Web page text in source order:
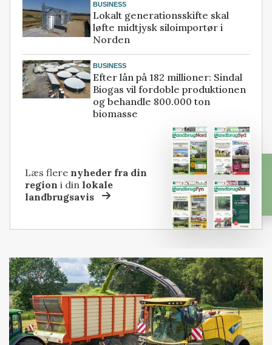
BUSINESS
Lokalt generationsskifte skal
løfte midtjysk siloimportør i
Norden
BUSINESS
Efter lån på 182 millioner: Sindal
Biogas vil fordoble produktionen
og behandle 800.000 ton
biomasse
Læs flere nyheder fra din
region i dinlokale
landbrugsavis